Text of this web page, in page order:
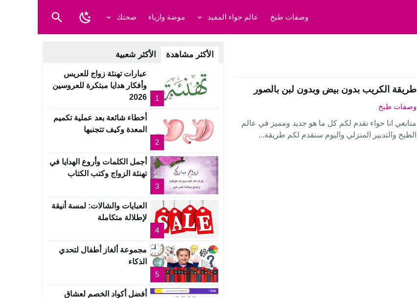
وصفات طبخ عالم حواء المفيد موضة وازياء صحتك
طريقة الكريب بدون بيض وبدون لبن بالصور
وصفات طبخ
متابعي انا حواء نقدم لكم كل ما هو جديد ومميز في عالم
الطبخ والتدبير المنزلي واليوم سنقدم لكم طريقة...
الأكثر مشاهدة الأكثر شعبية
1
عبارات تهنئة زواج للعريس
وأفكار هدايا مبتكرة للعروسين
2026
2
أخطاء شائعة بعد عملية تكميم
المعدة وكيف تتجنبها
3
أجمل الكلمات وأروع الهدايا في
تهنئة الزواج وكتب الكتاب
4
العبايات والشالات: لمسة أنيقة
لإطلالة متكاملة
5
مجموعة ألغاز أطفال لتحدي
الذكاء
أفضل أكواد الخصم لعشاق